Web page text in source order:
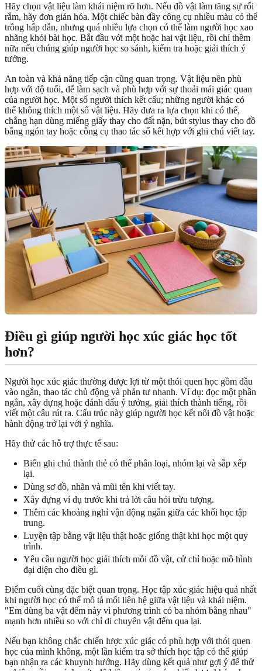
Hãy chọn vật liệu làm khái niệm rõ hơn. Nếu đồ vật làm tăng sự rối
rắm, hãy đơn giản hóa. Một chiếc bàn đầy công cụ nhiều màu có thể
trông hấp dẫn, nhưng quá nhiều lựa chọn có thể làm người học xao
nhãng khỏi bài học. Bắt đầu với một hoặc hai vật liệu, rồi chỉ thêm
nữa nếu chúng giúp người học so sánh, kiểm tra hoặc giải thích ý
tưởng.
An toàn và khả năng tiếp cận cũng quan trọng. Vật liệu nên phù
hợp với độ tuổi, dễ làm sạch và phù hợp với sự thoải mái giác quan
của người học. Một số người thích kết cấu; những người khác có
thể không thích một số vật liệu. Hãy đưa ra lựa chọn khi có thể,
chẳng hạn dùng miếng giấy thay cho đất nặn, bút stylus thay cho đồ
bằng ngón tay hoặc công cụ thao tác số kết hợp với ghi chú viết tay.
Điều gì giúp người học xúc giác học tốt
hơn?
Người học xúc giác thường được lợi từ một thói quen học gồm đầu
vào ngắn, thao tác chủ động và phản tư nhanh. Ví dụ: đọc một phần
ngắn, xây dựng hoặc đánh dấu ý tưởng, giải thích thành tiếng, rồi
viết một câu rút ra. Cấu trúc này giúp người học kết nối đồ vật hoặc
hành động trở lại với ý nghĩa.
Hãy thử các hỗ trợ thực tế sau:
Biến ghi chú thành thẻ có thể phân loại, nhóm lại và sắp xếp
lại.
Dùng sơ đồ, nhãn và mũi tên khi viết tay.
Xây dựng ví dụ trước khi trả lời câu hỏi trừu tượng.
Thêm các khoảng nghỉ vận động ngắn giữa các khối học tập
trung.
Luyện tập bằng vật liệu thật hoặc giống thật khi học một quy
trình.
Yêu cầu người học giải thích mỗi đồ vật, cử chỉ hoặc mô hình
đại diện cho điều gì.
Điểm cuối cùng đặc biệt quan trọng. Học tập xúc giác hiệu quả nhất
khi người học có thể mô tả mối liên hệ giữa vật liệu và khái niệm.
"Em dùng ba vật đếm này vì phương trình có ba nhóm bằng nhau"
mạnh hơn nhiều so với chỉ di chuyển vật đếm qua lại.
Nếu bạn không chắc chiến lược xúc giác có phù hợp với thói quen
học của mình không, một lần kiểm tra sở thích học tập có thể giúp
bạn nhận ra các khuynh hướng. Hãy dùng kết quả như gợi ý để thử